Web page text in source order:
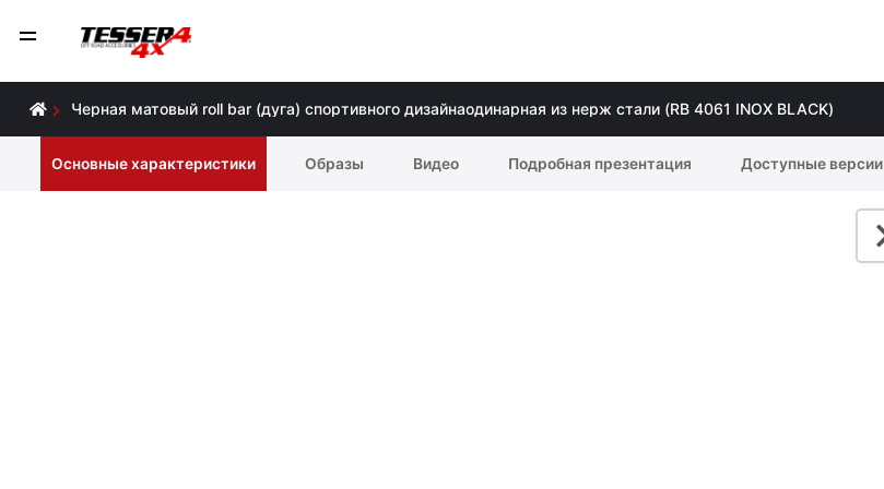
Черная матовый roll bar (дуга) спортивного дизайнаодинарная из нерж стали (RB 4061 INOX BLACK)
Основные характеристики Образы Видео Подробная презентация Доступные версии